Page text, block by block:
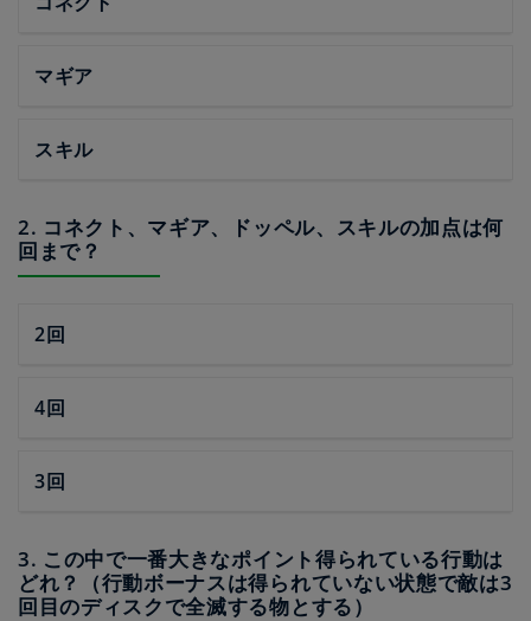
マギア
スキル
2. コネクト、マギア、ドッペル、スキルの加点は何
回まで？
2回
4回
3回
3. この中で一番大きなポイント得られている行動は
どれ？（行動ボーナスは得られていない状態で敵は3
回目のディスクで全滅する物とする）